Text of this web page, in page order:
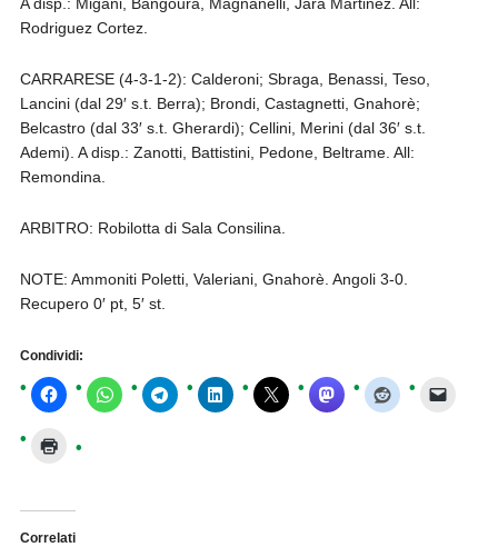
A disp.: Migani, Bangoura, Magnanelli, Jara Martinez. All:
Rodriguez Cortez.
CARRARESE (4-3-1-2): Calderoni; Sbraga, Benassi, Teso,
Lancini (dal 29′ s.t. Berra); Brondi, Castagnetti, Gnahorè;
Belcastro (dal 33′ s.t. Gherardi); Cellini, Merini (dal 36′ s.t.
Ademi). A disp.: Zanotti, Battistini, Pedone, Beltrame. All:
Remondina.
ARBITRO: Robilotta di Sala Consilina.
NOTE: Ammoniti Poletti, Valeriani, Gnahorè. Angoli 3-0.
Recupero 0′ pt, 5′ st.
Condividi:
Correlati